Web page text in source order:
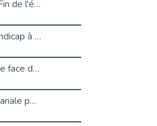
DOETH 2025: Fin de l'écrêtement
Déclarer son handicap à son employeur : un levier professionnel ?
Le silence, l’autre face du recrutement : un appel au respect des candidats.
Synergie partenariale pour l'Inclusion Professionnelle chez Orange